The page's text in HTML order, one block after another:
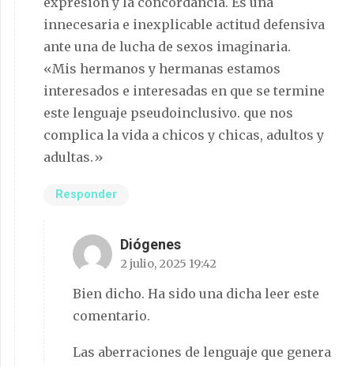
innecesaria e inexplicable actitud defensiva
ante una de lucha de sexos imaginaria.
«Mis hermanos y hermanas estamos
interesados e interesadas en que se termine
este lenguaje pseudoinclusivo. que nos
complica la vida a chicos y chicas, adultos y
adultas.»
Responder
Diógenes
2 julio, 2025 19:42
Bien dicho. Ha sido una dicha leer este
comentario.
Las aberraciones de lenguaje que genera